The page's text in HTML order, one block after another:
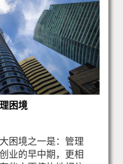
困境
困境之一是：管理
业的早中期，更相